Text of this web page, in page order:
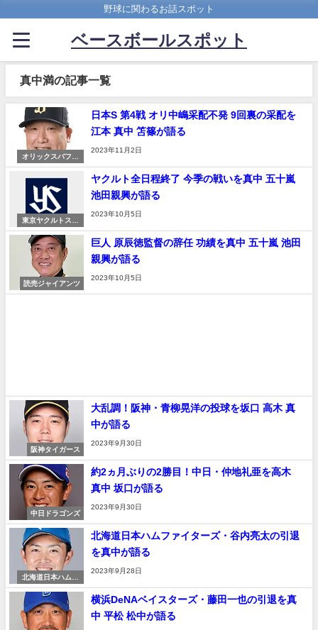
野球に関わるお話スポット
ベースボールスポット
真中満の記事一覧
オリックスバファ
ローズ
日本S 第4戦 オリ中嶋采配不発 9回裏の采配を
江本 真中 笘篠が語る
2023年11月2日
東京ヤクルトスワ
ローズ
ヤクルト全日程終了 今季の戦いを真中 五十嵐
池田親興が語る
2023年10月5日
読売ジャイアンツ
巨人 原辰徳監督の辞任 功績を真中 五十嵐 池田
親興が語る
2023年10月5日
阪神タイガース
大乱調！阪神・青柳晃洋の投球を坂口 高木 真
中が語る
2023年9月30日
中日ドラゴンズ
約2ヵ月ぶりの2勝目！中日・仲地礼亜を高木
真中 坂口が語る
2023年9月30日
北海道日本ハムフ
ァイターズ
北海道日本ハムファイターズ・谷内亮太の引退
を真中が語る
2023年9月28日
横浜DeNAベイスターズ・藤田一也の引退を真
中 平松 松中が語る